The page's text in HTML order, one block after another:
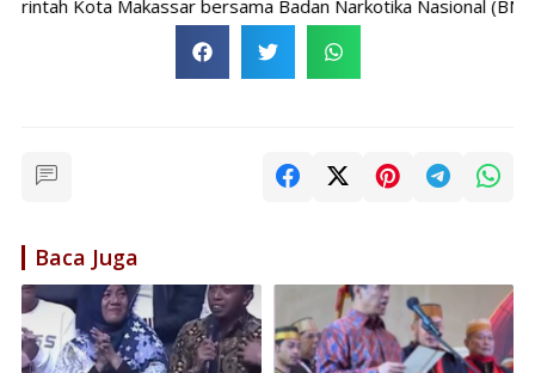
Kota Makassar bersama Badan Narkotika Nasional (BNN)
Baca Juga